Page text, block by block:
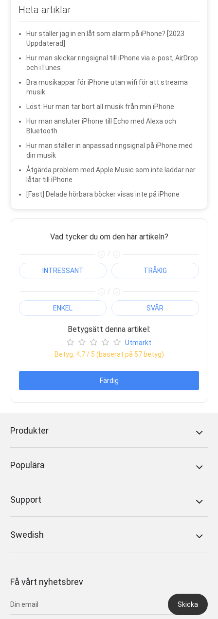
Heta artiklar
Hur ställer jag in en låt som alarm på iPhone? [2023
Uppdaterad]
Hur man skickar ringsignal till iPhone via e-post, AirDrop
och iTunes
Bra musikappar för iPhone utan wifi för att streama
musik
Löst: Hur man tar bort all musik från min iPhone
Hur man ansluter iPhone till Echo med Alexa och
Bluetooth
Hur man ställer in anpassad ringsignal på iPhone med
din musik
Åtgärda problem med Apple Music som inte laddar ner
låtar till iPhone
[Fast] Delade hörbara böcker visas inte på iPhone
Vad tycker du om den här artikeln?
/
INTRESSANT TRÅKIG
/
ENKEL SVÅR
Betygsätt denna artikel:
Utmärkt
Betyg: 4.7/ 5 (baserat på 57betyg)
Färdig
Produkter
Populära
Support
Swedish
Få vårt nyhetsbrev
Skicka